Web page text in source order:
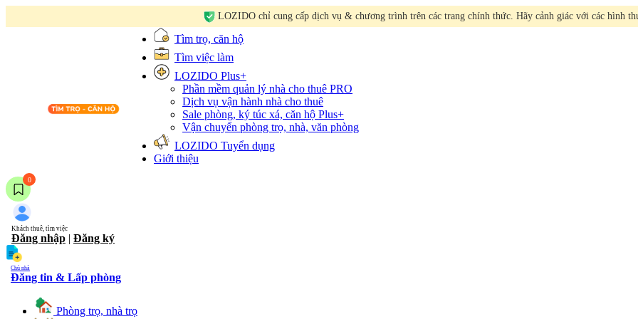
LOZIDO chỉ cung cấp dịch vụ & chương trình trên các trang chính thức. Hãy cảnh giác với các hình
Tìm trọ, căn hộ
Tìm việc làm
LOZIDO Plus+
Phần mềm quản lý nhà cho thuêPRO
Dịch vụ vận hành nhà cho thuê
Sale phòng, ký túc xá, căn hộPlus+
Vận chuyển phòng trọ, nhà, văn phòng
LOZIDO Tuyển dụng
Giới thiệu
0
Khách thuê, tìm việc
Đăng nhập | Đăng ký
Chủ nhà
Đăng tin & Lấp phòng
Phòng trọ, nhà trọ